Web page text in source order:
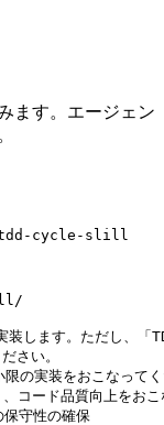
ます。エージェン
tdd-cycle-slill
す。ただし、「
さい。
の実装をおこなって
ード品質向上をおこ
守性の確保